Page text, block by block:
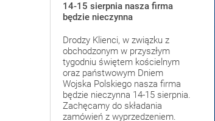
14-15 sierpnia nasza firma
będzie nieczynna
Drodzy Klienci, w związku z
obchodzonym w przyszłym
tygodniu świętem kościelnym
oraz państwowym Dniem
Wojska Polskiego nasza firma
będzie nieczynna 14-15 sierpnia.
Zachęcamy do składania
zamówień z wyprzedzeniem.